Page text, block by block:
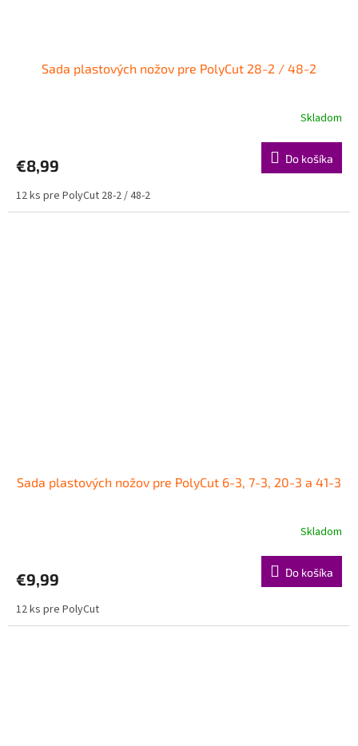
Sada plastových nožov pre PolyCut 28-2 / 48-2
Skladom
€8,99 Do košíka
12 ks pre PolyCut 28-2 / 48-2
Sada plastových nožov pre PolyCut 6-3, 7-3, 20-3 a 41-3
Skladom
€9,99 Do košíka
12 ks pre PolyCut